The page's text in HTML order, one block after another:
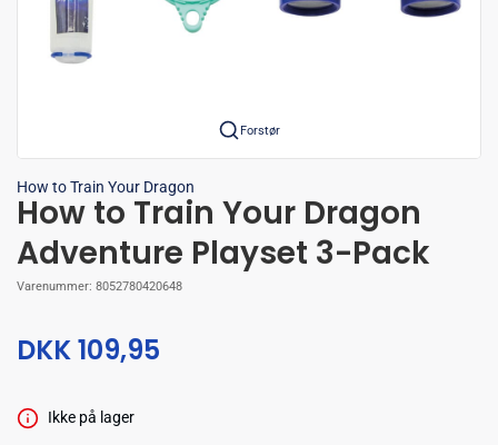
Forstør
How to Train Your Dragon
How to Train Your Dragon
Adventure Playset 3-Pack
Varenummer: 8052780420648
DKK 109,95
Ikke på lager